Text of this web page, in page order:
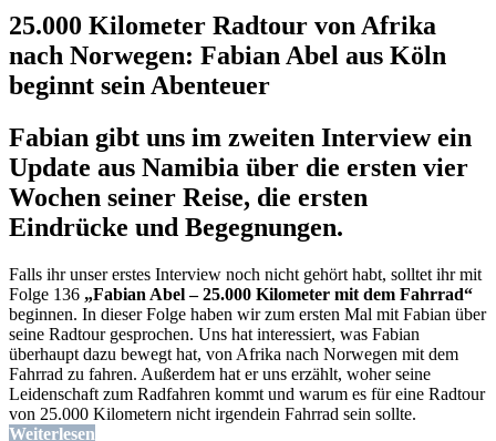
25.000 Kilometer Radtour von Afrika
nach Norwegen: Fabian Abel aus Köln
beginnt sein Abenteuer
Fabian gibt uns im zweiten Interview ein
Update aus Namibia über die ersten vier
Wochen seiner Reise, die ersten
Eindrücke und Begegnungen.
Falls ihr unser erstes Interview noch nicht gehört habt, solltet ihr mit
Folge 136 „Fabian Abel – 25.000 Kilometer mit dem Fahrrad“
beginnen. In dieser Folge haben wir zum ersten Mal mit Fabian über
seine Radtour gesprochen. Uns hat interessiert, was Fabian
überhaupt dazu bewegt hat, von Afrika nach Norwegen mit dem
Fahrrad zu fahren. Außerdem hat er uns erzählt, woher seine
Leidenschaft zum Radfahren kommt und warum es für eine Radtour
von 25.000 Kilometern nicht irgendein Fahrrad sein sollte.
Weiterlesen